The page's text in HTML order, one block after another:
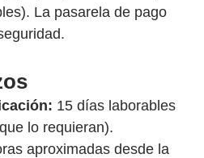
La pasarela de pago
15 días laborables
lo requieran).
aproximadas desde la